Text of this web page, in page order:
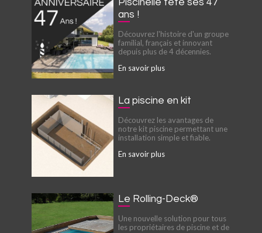
ans !
Découvrez l'histoire d'un groupe
familial, français et innovant
depuis plus de 4 décennies.
En savoir plus
La piscine en kit
Découvrez les avantages de
notre kit piscine permettant une
installation simple et fiable.
En savoir plus
Le Rolling-Deck®
Une nouvelle solution pour tous
les propriétaires de piscine et de